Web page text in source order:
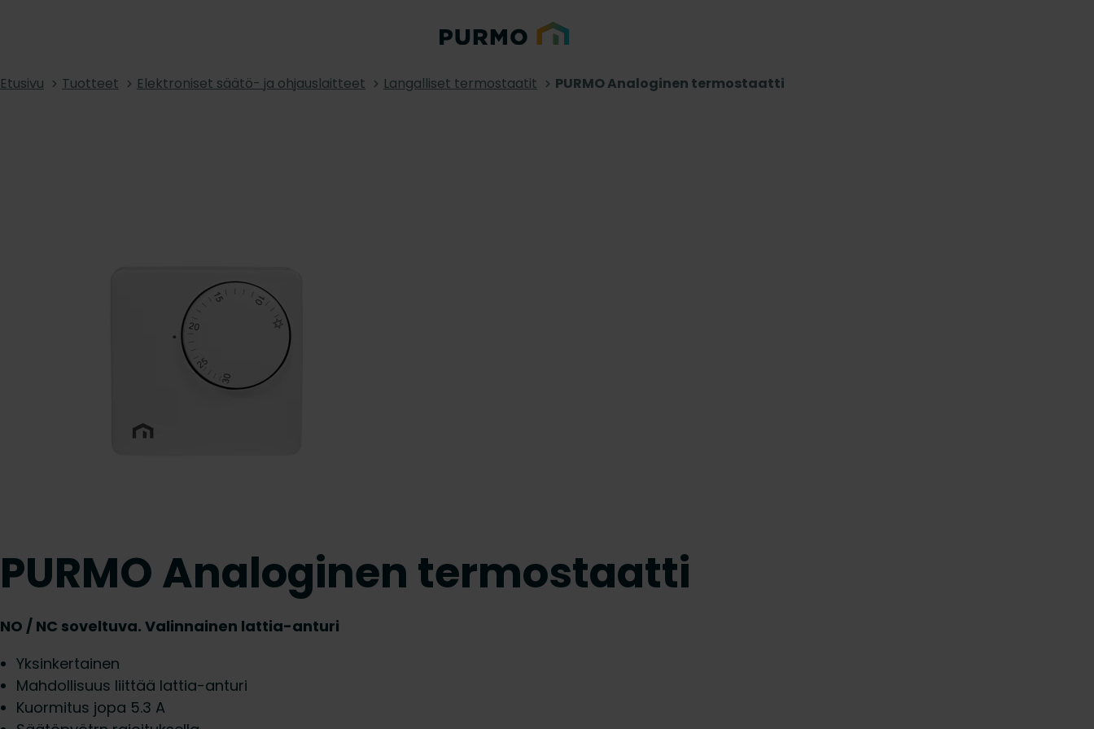
Etusivu Tuotteet Elektroniset säätö- ja ohjauslaitteet Langalliset termostaatit PURMO Analoginen termostaatti
PURMO Analoginen termostaatti
NO / NC soveltuva. Valinnainen lattia-anturi
Yksinkertainen
Mahdollisuus liittää lattia-anturi
Kuormitus jopa 5.3 A